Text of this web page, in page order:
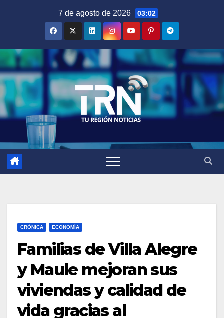
7 de agosto de 2026 03:02
CRÓNICA ECONOMÍA
Familias de Villa Alegre
y Maule mejoran sus
viviendas y calidad de
vida gracias al